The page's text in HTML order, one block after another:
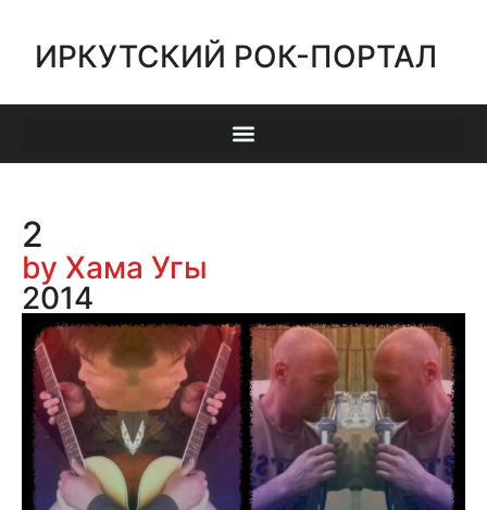
ИРКУТСКИЙ РОК-ПОРТАЛ
2
by Хама Угы
2014